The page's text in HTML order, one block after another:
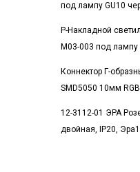
под лампу GU10
Р-Накладной
M03-003 под
Коннектор Г-
SMD5050 10мм RGB
12-3112-01 ЭРА
двойная, IP20,